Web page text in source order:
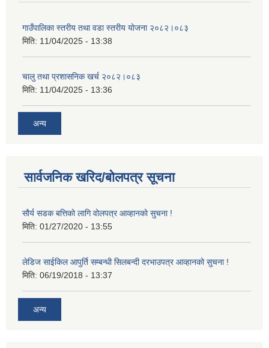
गाउँपालिका स्तरीय तथा वडा स्तरीय योजना २०८२।०८३
मिति: 11/04/2025 - 13:38
चालु तथा प्रशासनिक खर्च २०८२।०८३
मिति: 11/04/2025 - 13:36
अन्य
सार्वजनिक खरिद/बोलपत्र सूचना
सौर्य सडक बत्तिको लागि वोलपत्र आव्हानको सुचना !
मिति: 01/27/2020 - 13:55
लेडिज साईकिल आपुर्ति सम्बन्धी सिलबन्दी दरभाउपत्र आव्हानको सुचना !
मिति: 06/19/2018 - 13:37
अन्य